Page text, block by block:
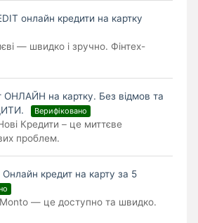
онлайн кредити на картку
— швидко і зручно. Фінтех-
ОНЛАЙН на картку. Без відмов та
Верифіковано
Кредити – це миттєве
проблем.
кредит на карту за 5
Monto — це доступно та швидко.